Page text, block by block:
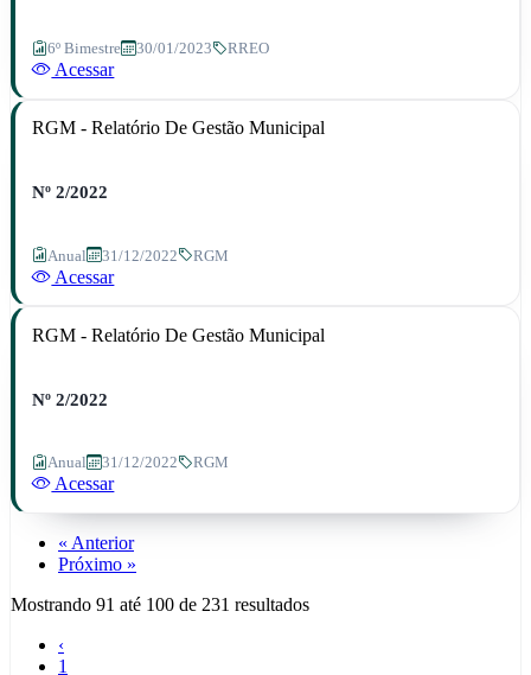
6º Bimestre 30/01/2023 RREO
Acessar
RGM - Relatório De Gestão Municipal
Nº 2/2022
Anual 31/12/2022 RGM
Acessar
RGM - Relatório De Gestão Municipal
Nº 2/2022
Anual 31/12/2022 RGM
Acessar
« Anterior
Próximo »
Mostrando 91 até 100 de 231 resultados
‹
1